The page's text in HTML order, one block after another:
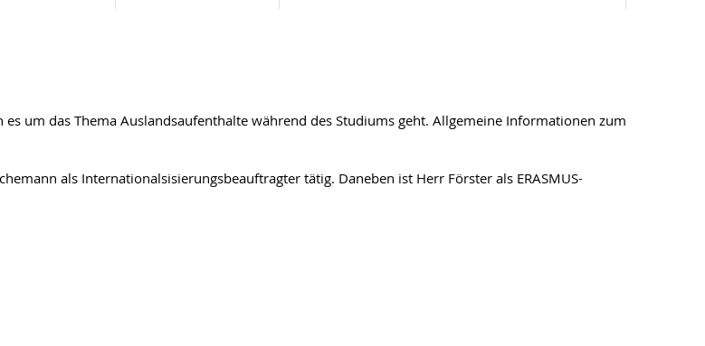
um das Thema Auslandsaufenthalte während des Studiums geht. Allgemeine Informationen zum
als Internationalsisierungsbeauftragter tätig. Daneben ist Herr Förster als ERASMUS-